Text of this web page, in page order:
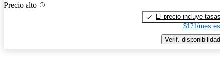
Precio alto
El precio incluye tasas
$171/mes
Verif. disponibilidad